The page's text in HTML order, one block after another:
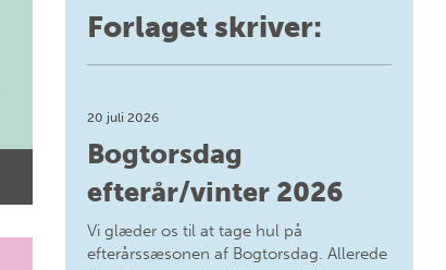
Forlaget skriver:
20 juli 2026
Bogtorsdag
efterår/vinter 2026
Vi glæder os til at tage hul på
efterårssæsonen af Bogtorsdag. Allerede